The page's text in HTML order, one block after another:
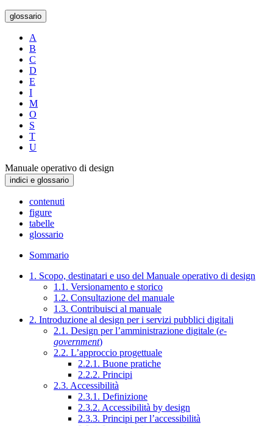
glossario
A
B
C
D
E
I
M
O
S
T
U
Manuale operativo di design
indici e glossario
contenuti
figure
tabelle
glossario
Sommario
1. Scopo, destinatari e uso del Manuale operativo di design
1.1. Versionamento e storico
1.2. Consultazione del manuale
1.3. Contribuisci al manuale
2. Introduzione al design per i servizi pubblici digitali
2.1. Design per l’amministrazione digitale (e-
government)
2.2. L’approccio progettuale
2.2.1. Buone pratiche
2.2.2. Principi
2.3. Accessibilità
2.3.1. Definizione
2.3.2. Accessibilità by design
2.3.3. Principi per l’accessibilità